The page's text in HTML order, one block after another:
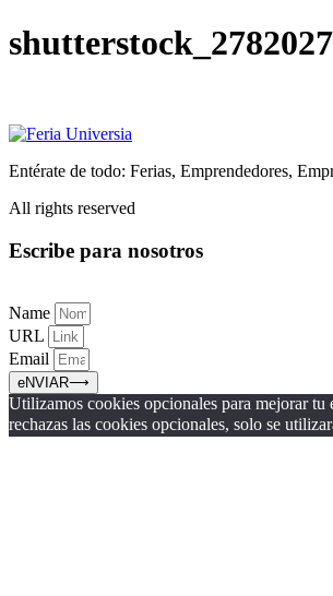
al
Entérate de todo: Ferias, Emprendedores,
All rights reserved
Escribe para nosotros
Name
URL
Email
eNVIAR⟶
Utilizamos cookies opcionales para mejorar tu
rechazas las cookies opcionales, solo se